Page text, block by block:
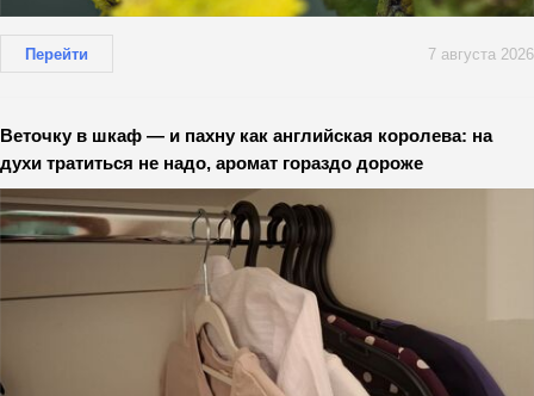
Перейти 7 августа 2026
Веточку в шкаф — и пахну как английская королева: на
духи тратиться не надо, аромат гораздо дороже